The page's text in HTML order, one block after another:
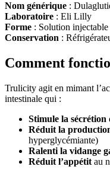
Nom générique :
Laboratoire : Eli Lilly
Forme : Solution
Conservation :
Comment
Trulicity agit en mimant
intestinale qui :
Stimule la sécrétion
Réduit la
hyperglycémiante)
Ralenti la vidange
Réduit l’appétit au